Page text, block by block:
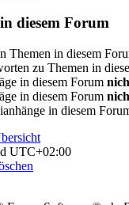
diesem Forum
Themen in diesem
zu Themen in
in diesem Forum
in diesem Forum
in diesem
UTC+02:00